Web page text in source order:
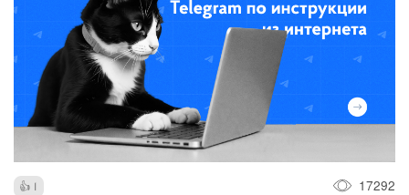
1 17292